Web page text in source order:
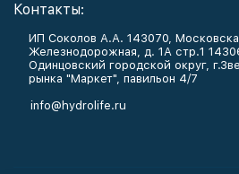
Контакты:
ИП Соколов А.А. 143070,
Железнодорожная, д. 1А стр.1
Одинцовский городской округ,
рынка "Маркет", павильон 4/7
info@hydrolife.ru